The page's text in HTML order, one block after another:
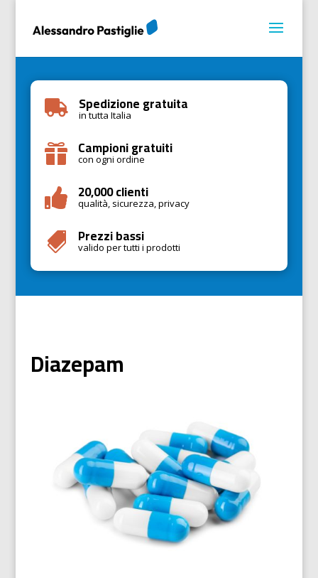
 Spedizione gratuita
in tutta Italia
 Campioni gratuiti
con ogni ordine
 20,000 clienti
qualità, sicurezza, privacy
 Prezzi bassi
valido per tutti i prodotti
Diazepam